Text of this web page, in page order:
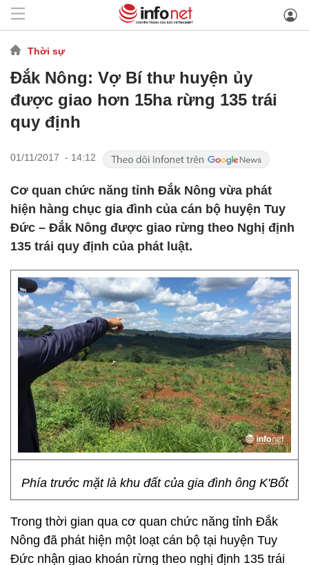
Thời sự
Đắk Nông: Vợ Bí thư huyện ủy
được giao hơn 15ha rừng 135 trái
quy định
01/11/2017 - 14:12
Cơ quan chức năng tỉnh Đắk Nông vừa phát
hiện hàng chục gia đình của cán bộ huyện Tuy
Đức – Đắk Nông được giao rừng theo Nghị định
135 trái quy định của phát luật.
Phía trước mặt là khu đất của gia đình ông K'Bốt
Trong thời gian qua cơ quan chức năng tỉnh Đắk
Nông đã phát hiện một loạt cán bộ tại huyện Tuy
Đức nhận giao khoán rừng theo nghị định 135 trái